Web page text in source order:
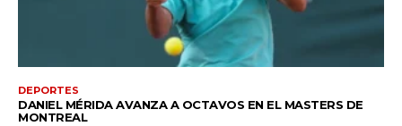
DEPORTES
DANIEL MÉRIDA AVANZA A OCTAVOS EN EL MASTERS DE
MONTREAL